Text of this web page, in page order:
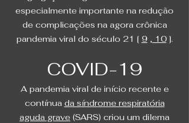
especialmente importante na redução
de complicações na agora crônica
pandemia viral do século 21 [ 9 , 10].
COVID-19
A pandemia viral de início recente e
contínua da síndrome respiratória
aguda grave (SARS) criou um dilema